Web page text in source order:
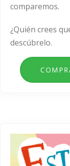
comparemos.
¿Quién crees
descúbrelo.